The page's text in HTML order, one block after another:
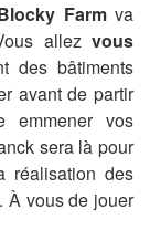
Farmva
allez vous
des bâtiments
avant de partir
emmener vos
sera là pour
réalisation des
vous de jouer